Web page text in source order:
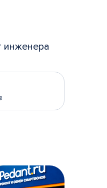
инженера